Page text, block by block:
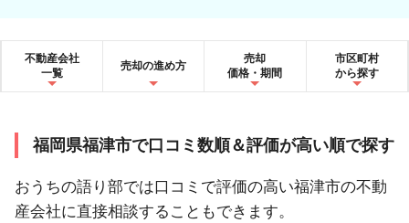
不動産会社
一覧
売却の進め方
売却
価格・期間
市区町村
から探す
福岡県福津市で口コミ数順＆評価が高い順で探す
おうちの語り部では口コミで評価の高い福津市の不動
産会社に直接相談することもできます。